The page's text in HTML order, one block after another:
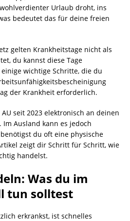
Urlaub droht, ins
bedeutet das für deine freien
gelten Krankheitstage nicht als
du kannst diese Tage
wichtige Schritte, die du
der Krankheit erforderlich.
seit 2023 elektronisch an deinen
Ausland kann es jedoch
du oft eine physische
zeigt dir Schritt für Schritt, wie
handelst.
Was du im
tun solltest
erkrankst, ist schnelles